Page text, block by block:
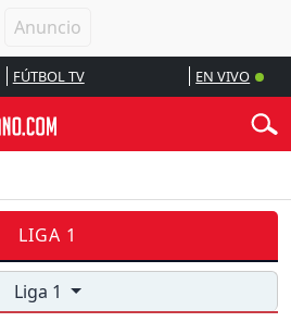
FÚTBOL TV EN VIVO
LIGA 1
Liga 1